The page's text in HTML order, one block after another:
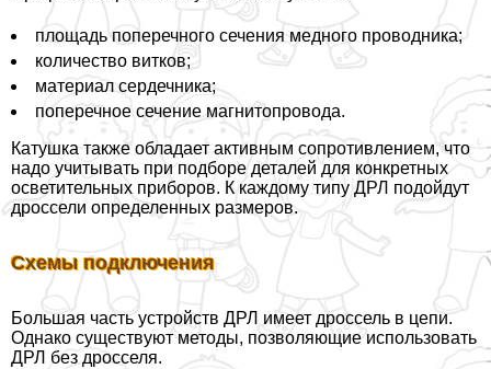
площадь поперечного сечения медного проводника;
количество витков;
материал сердечника;
поперечное сечение магнитопровода.
Катушка также обладает активным сопротивлением, что
надо учитывать при подборе деталей для конкретных
осветительных приборов. К каждому типу ДРЛ подойдут
дроссели определенных размеров.
Схемы подключения
Большая часть устройств ДРЛ имеет дроссель в цепи.
Однако существуют методы, позволяющие использовать
ДРЛ без дросселя.